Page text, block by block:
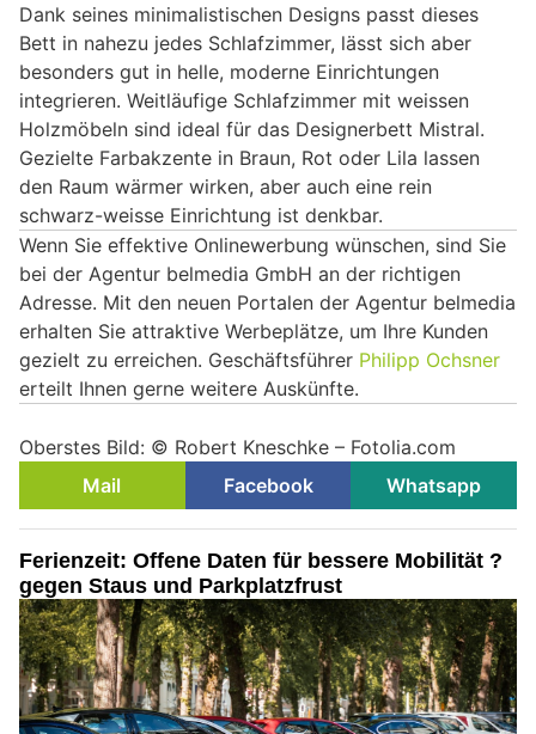
Dank seines minimalistischen Designs passt dieses
Bett in nahezu jedes Schlafzimmer, lässt sich aber
besonders gut in helle, moderne Einrichtungen
integrieren. Weitläufige Schlafzimmer mit weissen
Holzmöbeln sind ideal für das Designerbett Mistral.
Gezielte Farbakzente in Braun, Rot oder Lila lassen
den Raum wärmer wirken, aber auch eine rein
schwarz-weisse Einrichtung ist denkbar.
Wenn Sie effektive Onlinewerbung wünschen, sind Sie
bei der Agentur belmedia GmbH an der richtigen
Adresse. Mit den neuen Portalen der Agentur belmedia
erhalten Sie attraktive Werbeplätze, um Ihre Kunden
gezielt zu erreichen. Geschäftsführer Philipp Ochsner
erteilt Ihnen gerne weitere Auskünfte.
Oberstes Bild: © Robert Kneschke – Fotolia.com
Mail
Facebook Whatsapp
Ferienzeit: Offene Daten für bessere Mobilität ?
gegen Staus und Parkplatzfrust